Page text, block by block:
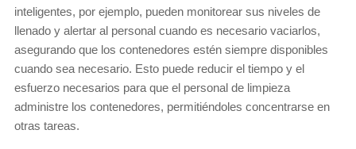
inteligentes, por ejemplo, pueden monitorear sus niveles de
llenado y alertar al personal cuando es necesario vaciarlos,
asegurando que los contenedores estén siempre disponibles
cuando sea necesario. Esto puede reducir el tiempo y el
esfuerzo necesarios para que el personal de limpieza
administre los contenedores, permitiéndoles concentrarse en
otras tareas.